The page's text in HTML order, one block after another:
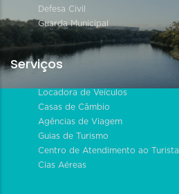
Defesa Civil
Guarda Municipal
Serviços
Locadora de Veículos
Casas de Câmbio
Agências de Viagem
Guias de Turismo
Centro de Atendimento ao Turista
Cias Aéreas